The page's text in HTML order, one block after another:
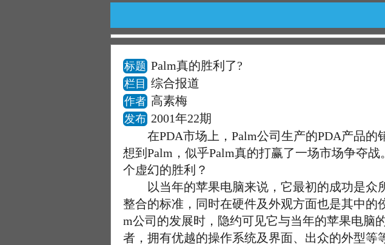
标题 Palm真的胜利了?
栏目 综合报道
作者 高素梅
发布 2001年22期
在PDA市场上，Palm公司生产的PDA产品的
想到Palm，似乎Palm真的打赢了一场市场争夺
个虚幻的胜利？
以当年的苹果电脑来说，它最初的成功是众
整合的标准，同时在硬件及外观方面也是其中的
m公司的发展时，隐约可见它与当年的苹果电脑
者，拥有优越的操作系统及界面、出众的外型等